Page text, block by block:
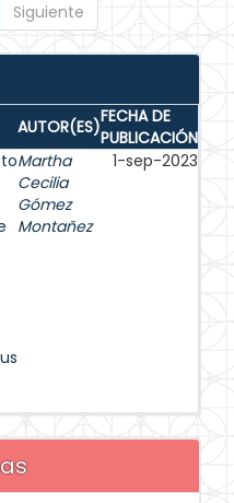
Siguiente
AUTOR(ES)FECHA DE
PUBLICACIÓN
Martha
Cecilia
Gómez
Montañez
1-sep-2023